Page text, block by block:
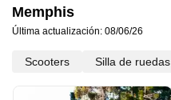
Memphis
Última actualización: 08/06/26
Scooters Silla de ruedas